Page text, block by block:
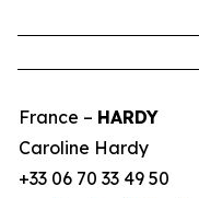
France – HARDY
Caroline Hardy
+33 06 70 33 49 50